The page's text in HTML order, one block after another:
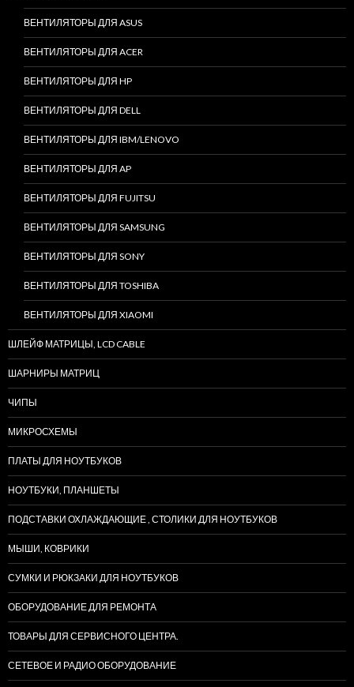
ВЕНТИЛЯТОРЫ ДЛЯ ASUS
ВЕНТИЛЯТОРЫ ДЛЯ ACER
ВЕНТИЛЯТОРЫ ДЛЯ HP
ВЕНТИЛЯТОРЫ ДЛЯ DELL
ВЕНТИЛЯТОРЫ ДЛЯ IBM/LENOVO
ВЕНТИЛЯТОРЫ ДЛЯ AP
ВЕНТИЛЯТОРЫ ДЛЯ FUJITSU
ВЕНТИЛЯТОРЫ ДЛЯ SAMSUNG
ВЕНТИЛЯТОРЫ ДЛЯ SONY
ВЕНТИЛЯТОРЫ ДЛЯ TOSHIBA
ВЕНТИЛЯТОРЫ ДЛЯ XIAOMI
ШЛЕЙФ МАТРИЦЫ, LCD CABLE
ШАРНИРЫ МАТРИЦ
ЧИПЫ
МИКРОСХЕМЫ
ПЛАТЫ ДЛЯ НОУТБУКОВ
НОУТБУКИ, ПЛАНШЕТЫ
ПОДСТАВКИ ОХЛАЖДАЮЩИЕ , СТОЛИКИ ДЛЯ НОУТБУКОВ
МЫШИ, КОВРИКИ
СУМКИ И РЮКЗАКИ ДЛЯ НОУТБУКОВ
ОБОРУДОВАНИЕ ДЛЯ РЕМОНТА
ТОВАРЫ ДЛЯ СЕРВИСНОГО ЦЕНТРА.
СЕТЕВОЕ И РАДИО ОБОРУДОВАНИЕ